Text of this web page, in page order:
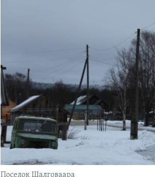
Поселок Шалговаара